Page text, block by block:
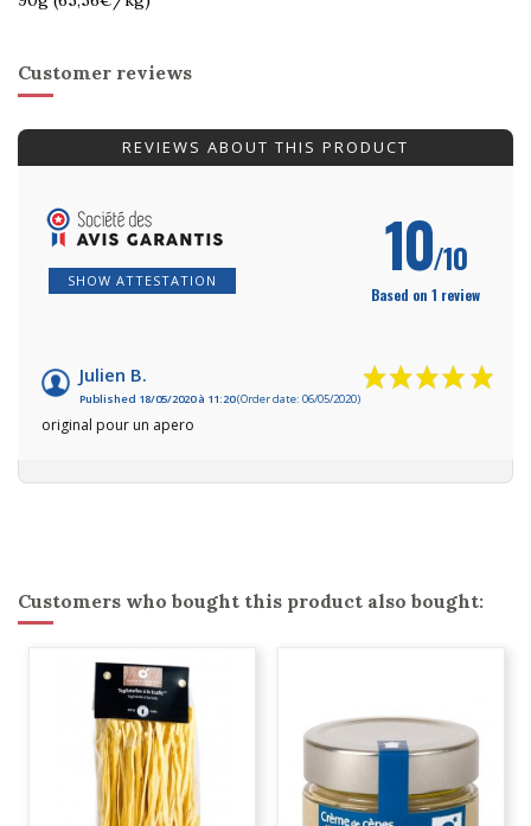
Customer reviews
REVIEWS ABOUT THIS PRODUCT
SHOW ATTESTATION 10/10
Based on 1 review
Julien B.
Published 18/05/2020 à 11:20(Order date: 06/05/2020)
original pour un apero
Customers who bought this product also bought: